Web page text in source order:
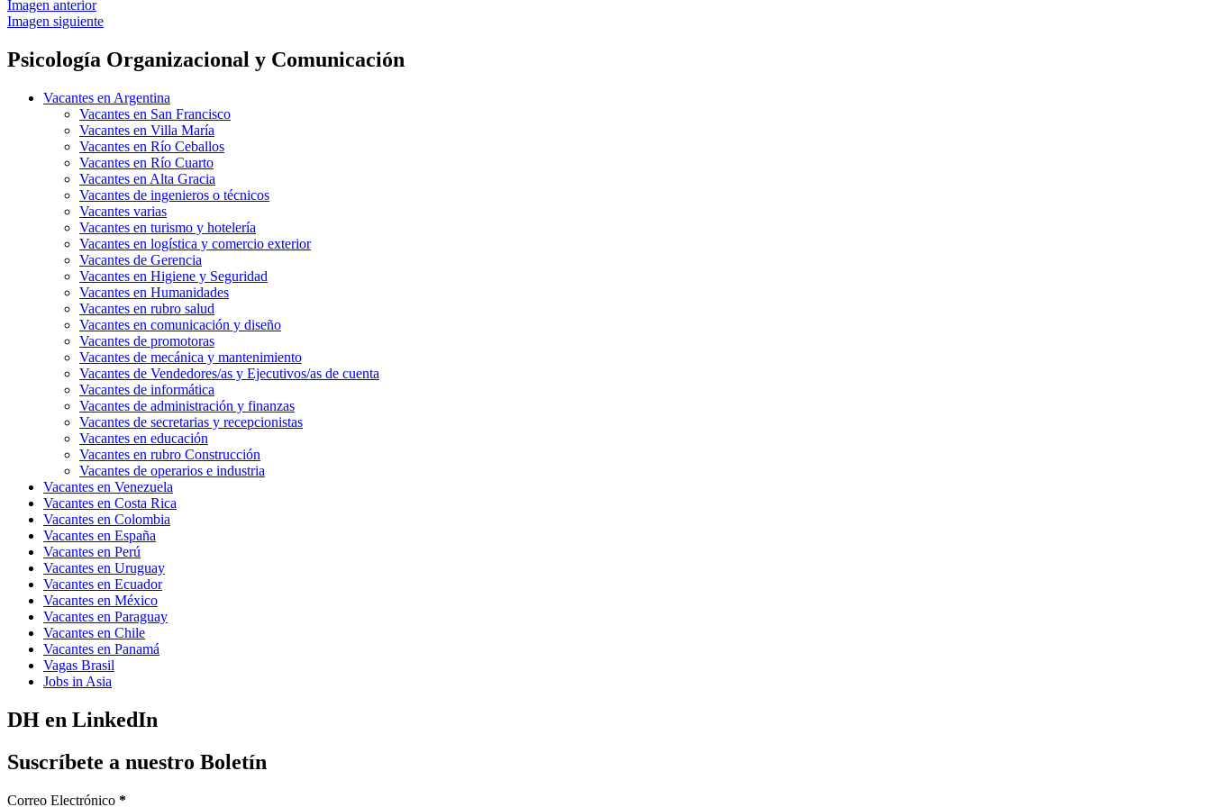
Imagen anterior
Imagen siguiente
Psicología Organizacional y Comunicación
Vacantes en Argentina
Vacantes en San Francisco
Vacantes en Villa María
Vacantes en Río Ceballos
Vacantes en Río Cuarto
Vacantes en Alta Gracia
Vacantes de ingenieros o técnicos
Vacantes varias
Vacantes en turismo y hotelería
Vacantes en logística y comercio exterior
Vacantes de Gerencia
Vacantes en Higiene y Seguridad
Vacantes en Humanidades
Vacantes en rubro salud
Vacantes en comunicación y diseño
Vacantes de promotoras
Vacantes de mecánica y mantenimiento
Vacantes de Vendedores/as y Ejecutivos/as de cuenta
Vacantes de informática
Vacantes de administración y finanzas
Vacantes de secretarias y recepcionistas
Vacantes en educación
Vacantes en rubro Construcción
Vacantes de operarios e industria
Vacantes en Venezuela
Vacantes en Costa Rica
Vacantes en Colombia
Vacantes en España
Vacantes en Perú
Vacantes en Uruguay
Vacantes en Ecuador
Vacantes en México
Vacantes en Paraguay
Vacantes en Chile
Vacantes en Panamá
Vagas Brasil
Jobs in Asia
DH en LinkedIn
Suscríbete a nuestro Boletín
Correo Electrónico *